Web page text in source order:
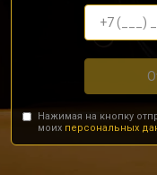
Нажимая на кнопку
моих персональных